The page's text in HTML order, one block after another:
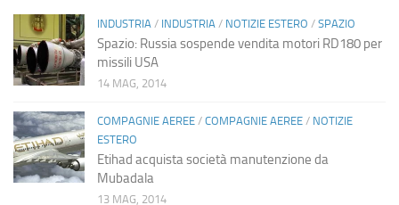
INDUSTRIA / INDUSTRIA / NOTIZIE ESTERO / SPAZIO
Spazio: Russia sospende vendita motori RD180 per
missili USA
14 MAG, 2014
COMPAGNIE AEREE / COMPAGNIE AEREE / NOTIZIE
ESTERO
Etihad acquista società manutenzione da
Mubadala
13 MAG, 2014